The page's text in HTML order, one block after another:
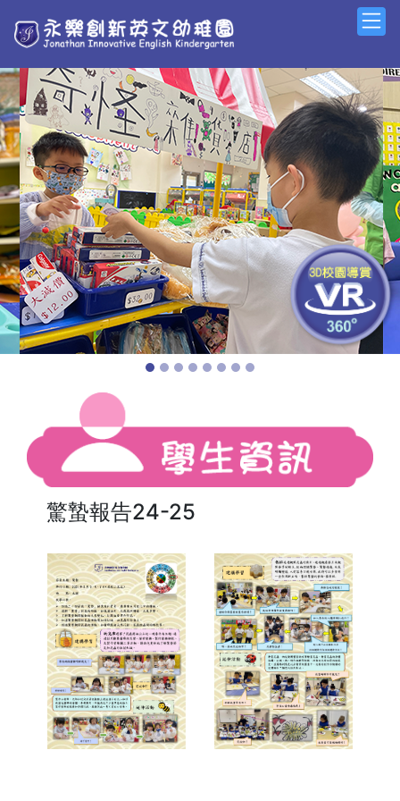
Previous Next
驚蟄報告24-25